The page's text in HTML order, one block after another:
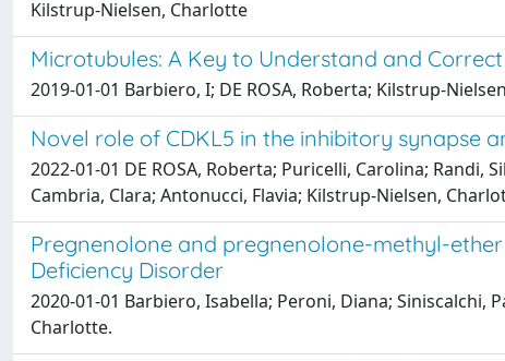
Kilstrup-Nielsen, Charlotte
Microtubules: A Key to Understand and
2019-01-01 Barbiero, I; DE ROSA, Roberta; Kilstrup-
Novel role of CDKL5 in the inhibitory synapse
2022-01-01 DE ROSA, Roberta; Puricelli, Carolina; Randi,
Cambria, Clara; Antonucci, Flavia; Kilstrup-Nielsen,
Pregnenolone and pregnenolone-methyl-
Deficiency Disorder
2020-01-01 Barbiero, Isabella; Peroni, Diana; Siniscalchi,
Charlotte.